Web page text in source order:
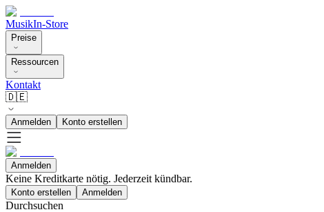
MusikIn-Store
Preise
Ressourcen
Kontakt
🇩🇪
Anmelden Konto erstellen
Anmelden
Keine Kreditkarte nötig. Jederzeit kündbar.
Konto erstellen Anmelden
Durchsuchen